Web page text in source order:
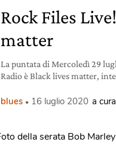
Rock Files
matter
La puntata di Mercoledì 29
Radio è Black lives matter,
blues 16 luglio 2020 a